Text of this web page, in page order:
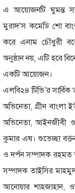
এ আয়োজনটি ঘুমন্ত
মুরাদ’স কমেডি শো
করে এনাম চৌধুরী
অনুষ্ঠান নয়, এটি হবে
একটি আয়োজন।
এলবি২৪ টিভি’র সার্বিক
অভিনেতা, গ্রীন বাংলা
অভিনেতা, আইনজীবী
কুমার এষ। শুভেচ্ছা
ও দর্পন সম্পাদক রহমত
সম্পাদক তাইসির
আনোয়ার শাহজাহান,